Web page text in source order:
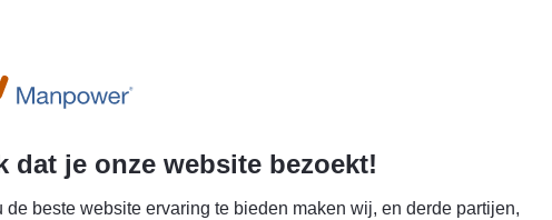
dat je onze website bezoekt!
de beste website ervaring te bieden maken wij, en derde partijen,